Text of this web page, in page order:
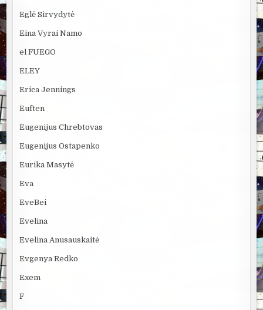
Eglė Sirvydytė
Eina Vyrai Namo
el FUEGO
ELEY
Erica Jennings
Euften
Eugenijus Chrebtovas
Eugenijus Ostapenko
Eurika Masytė
Eva
EveBei
Evelina
Evelina Anusauskaitė
Evgenya Redko
Exem
F